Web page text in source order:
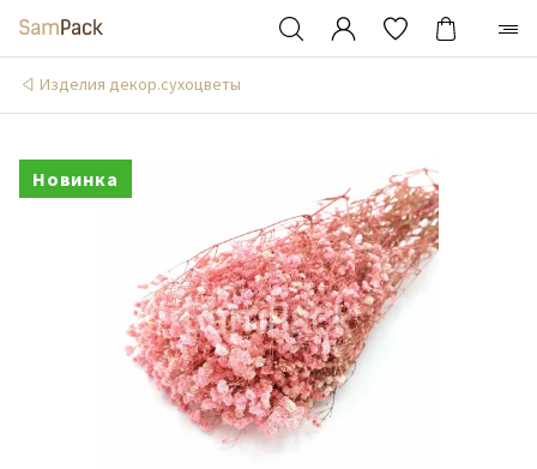
Изделия декор.сухоцветы
Новинка